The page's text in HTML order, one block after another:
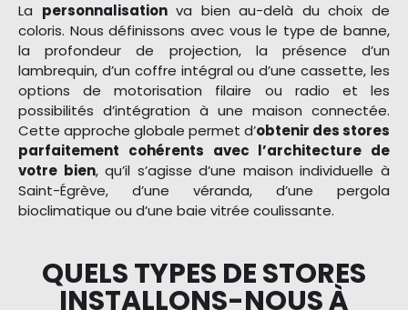
La personnalisationva bien au-delà du choix de
coloris. Nous définissons avec vous le type de banne,
la profondeur de projection, la présence d’un
lambrequin, d’un coffre intégral ou d’une cassette, les
options de motorisation filaire ou radio et les
possibilités d’intégration à une maison connectée.
Cette approche globale permet d’obtenir des stores
parfaitement cohérents avec l’architecture de
votre bien, qu’il s’agisse d’une maison individuelle à
Saint-Égrève, d’une véranda, d’une pergola
bioclimatique ou d’une baie vitrée coulissante.
QUELS TYPES DE STORES
INSTALLONS-NOUS À